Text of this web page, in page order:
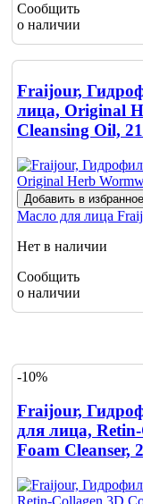
Сообщить
о наличии
Fraijour,
лица, Original
Cleansing Oil,
Добавить в избранное
Масло для лица
Нет в наличии
Сообщить
о наличии
-10%
Fraijour,
для лица,
Foam Cleanser,